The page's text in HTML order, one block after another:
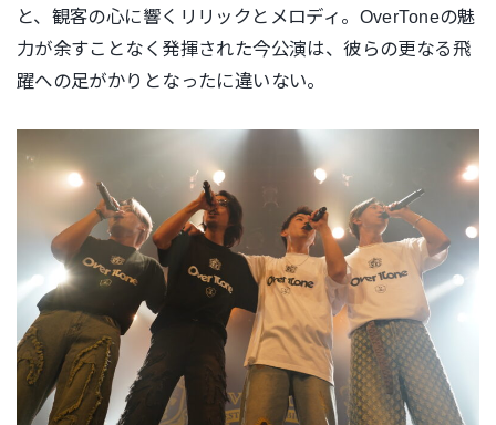
と、 観客の心に響くリリックとメロディ。 OverToneの魅
力が余すことなく発揮された今公演は、彼らの更なる飛
躍への足がかりとなったに違いない。